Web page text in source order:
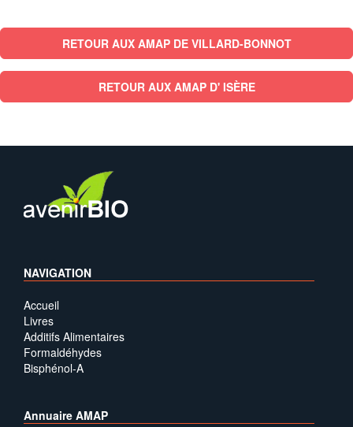
RETOUR AUX AMAP DE VILLARD-BONNOT
RETOUR AUX AMAP D' ISÈRE
NAVIGATION
Accueil
Livres
Additifs Alimentaires
Formaldéhydes
Bisphénol-A
Annuaire AMAP